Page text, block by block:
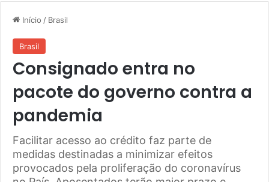
Início / Brasil
Brasil
Consignado entra no
pacote do governo contra a
pandemia
Facilitar acesso ao crédito faz parte de
medidas destinadas a minimizar efeitos
provocados pela proliferação do coronavírus